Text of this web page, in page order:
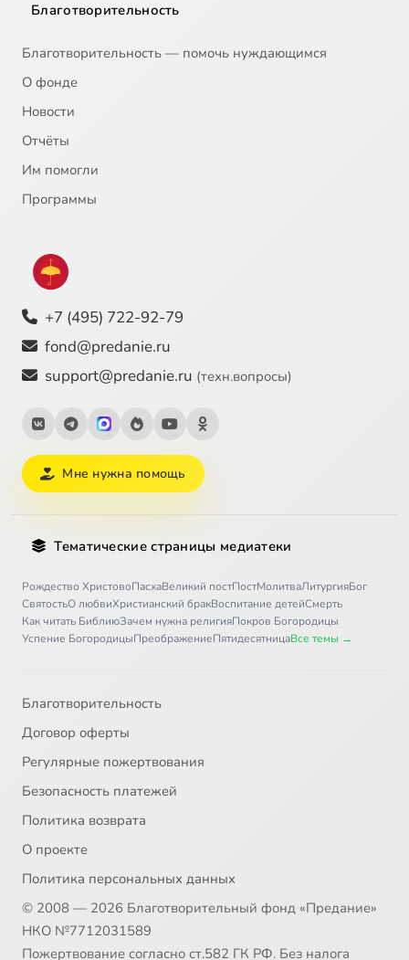
Благотворительность
Благотворительность — помочь нуждающимся
О фонде
Новости
Отчёты
Им помогли
Программы
+7 (495) 722-92-79
fond@predanie.ru
support@predanie.ru (техн.вопросы)
Мне нужна помощь
Тематические страницы медиатеки
Рождество ХристовоПасхаВеликий постПостМолитваЛитургияБог
СвятостьО любвиХристианский бракВоспитание детейСмерть
Как читать БиблиюЗачем нужна религияПокров Богородицы
Успение БогородицыПреображениеПятидесятницаВсе темы →
Благотворительность
Договор оферты
Регулярные пожертвования
Безопасность платежей
Политика возврата
О проекте
Политика персональных данных
© 2008 — 2026 Благотворительный фонд «Предание»
НКО №7712031589
Пожертвование согласно ст.582 ГК РФ. Без налога